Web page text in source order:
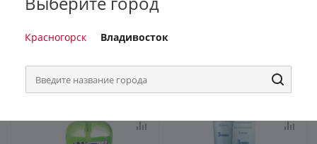
/шт
Красногорск Владивосток